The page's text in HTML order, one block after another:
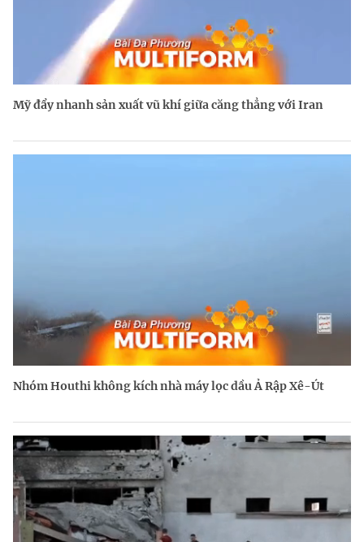
Mỹ đẩy nhanh sản xuất vũ khí giữa căng thẳng với Iran
Nhóm Houthi không kích nhà máy lọc dầu Ả Rập Xê-Út